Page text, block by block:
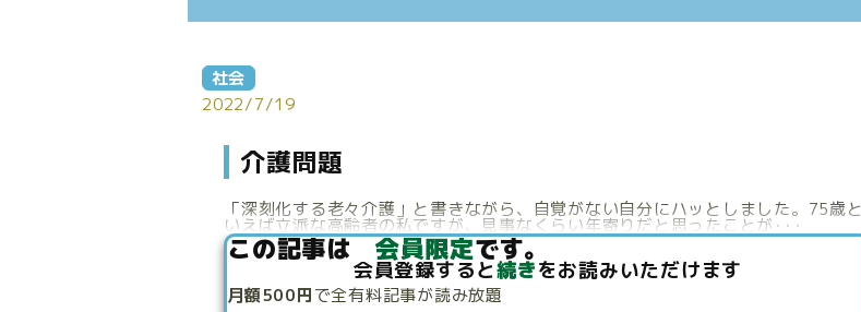
社会
2022/7/19
介護問題
「深刻化する老々介護」と書きながら、自覚がない自分にハッとしました。75歳と
いえば立派な高齢者の私ですが、見事なくらい年寄りだと思ったことが･･･
この記事は 会員限定です。
会員登録すると続きをお読みいただけます
月額500円で全有料記事が読み放題